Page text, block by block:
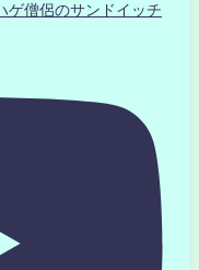
僧侶のサンドイッチ